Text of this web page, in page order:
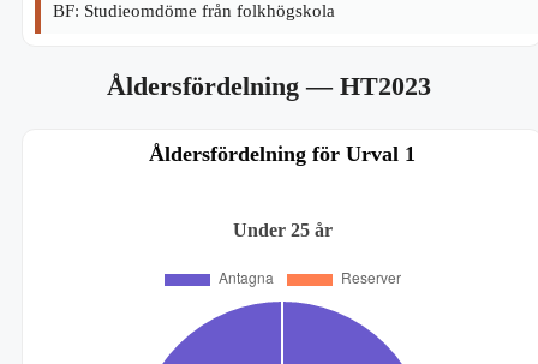
BF: Studieomdöme från folkhögskola
Åldersfördelning— HT2023
Åldersfördelning för Urval 1
Under 25 år